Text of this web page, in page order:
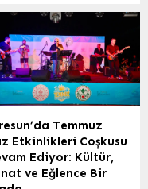
bulundu. Birinci
yaş çay alımlarının
gözler ikinci
çevrildi. Bu yılki
döneminin, yeni
toplama teknikleri ve
hasat araçlarının
birlikte
ölçüde kısalması,
bazı aksaklıklara
Temmuz
Etkinlikleri Coşkusu
Ediyor: Kültür,
ve Eğlence Bir